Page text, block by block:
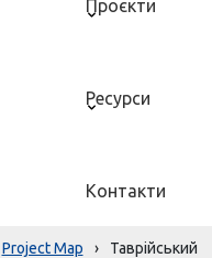
Проєкти
Ресурси
Контакти
Project Map ›
Таврійський